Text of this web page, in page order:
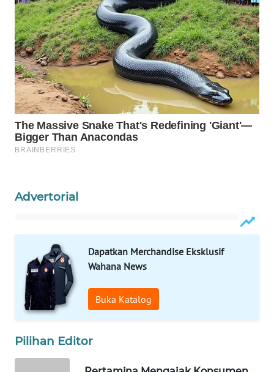
Advertorial
Dapatkan Merchandise Eksklusif
Wahana News
Buka Katalog
Pilihan Editor
WAHANANEWS
ID
WAHANANEWS
CO ID
WAHANANEWS
NET
WAHANA
SELEB
WAHANA
PERSONA
WAHANA